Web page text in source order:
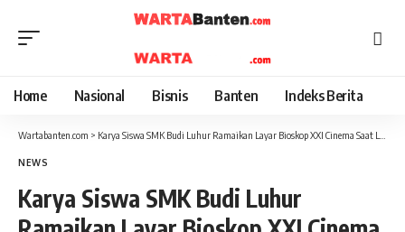
Home Nasional Bisnis Banten Indeks Berita
Wartabanten.com > Karya Siswa SMK Budi Luhur Ramaikan Layar Bioskop XXI Cinema Saat Libur Akhir Tahun 2025
NEWS
Karya Siswa SMK Budi Luhur